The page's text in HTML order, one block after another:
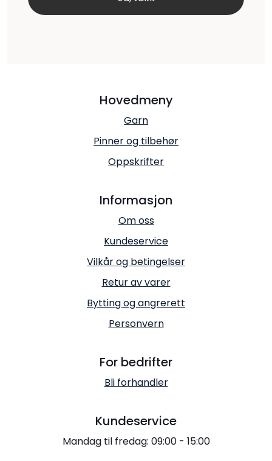
Hovedmeny
Garn
Pinner og tilbehør
Oppskrifter
Informasjon
Om oss
Kundeservice
Vilkår og betingelser
Retur av varer
Bytting og angrerett
Personvern
For bedrifter
Bli forhandler
Kundeservice
Mandag til fredag: 09:00 - 15:00